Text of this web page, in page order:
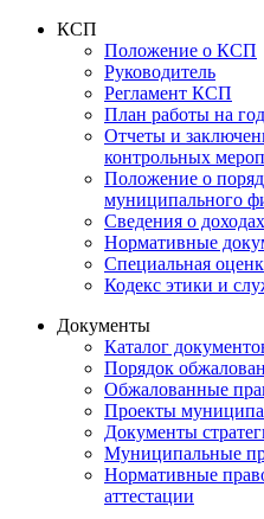
КСП
Положение о КСП
Руководитель
Регламент КСП
План работы на год
Отчеты и
контрольных
Положение о
муниципального
Сведения о доходах
Нормативные
Специальная
Кодекс этики и
Документы
Каталог
Порядок
Обжалованные
Проекты
Документы
Муниципальные
Нормативные
аттестации